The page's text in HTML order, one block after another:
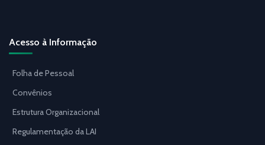
Acesso à Informação
Folha de Pessoal
Convênios
Estrutura Organizacional
Regulamentação da LAI